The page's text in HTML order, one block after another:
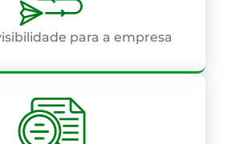
para a empresa